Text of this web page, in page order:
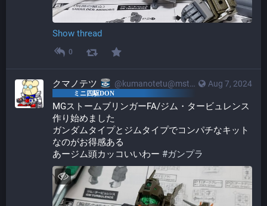
Show thread
0
Aug 7, 2024
クマノテツ @kumanotetu@mstdn.mini4wd-engineer.com
MGストームブリンガーFA/ジム・タービュレンス
作り始めました
ガンダムタイプとジムタイプでコンパチなキット
なのがお得感ある
あージム頭カッコいいわー #ガンプラ